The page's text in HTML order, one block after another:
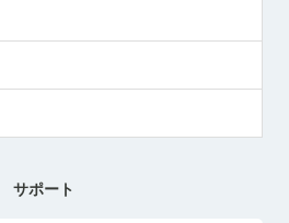
サポート